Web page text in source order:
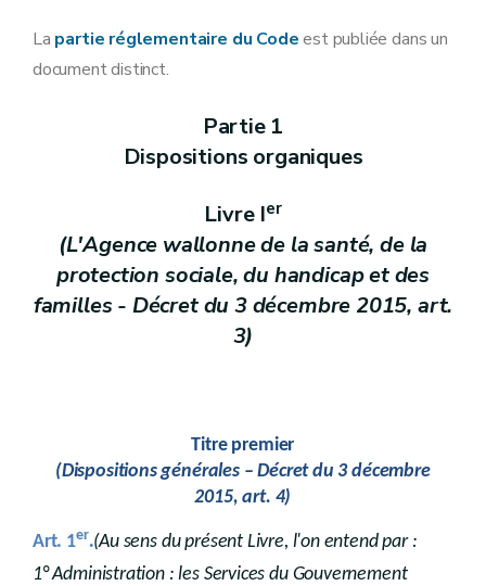
(Promotion de la santé, en ce compris la prévention
II
(Intégration des personnes étrangères
Livre
Intégration des personnes handicapées
Livre
Aide aux aînés
Livre Santé
Partie3 Dispositions transitoires
La partie réglementaire du Codeest publiée dans un
document distinct.
Partie 1
Dispositions organiques
Livre Ier
(L'Agence wallonne de la santé, de la
protection sociale, du handicap et des
familles - Décret du 3 décembre 2015, art.
3)
Titre premier
(Dispositions générales – Décret du 3 décembre
2015, art. 4)
Art. 1er.(Au sens du présent Livre, l'on entend par :
1° Administration : les Services du Gouvernement